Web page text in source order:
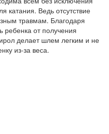
катания. Ведь отсутствие
травмам. Благодаря
от получения
делает шлем легким и не
из-за веса.